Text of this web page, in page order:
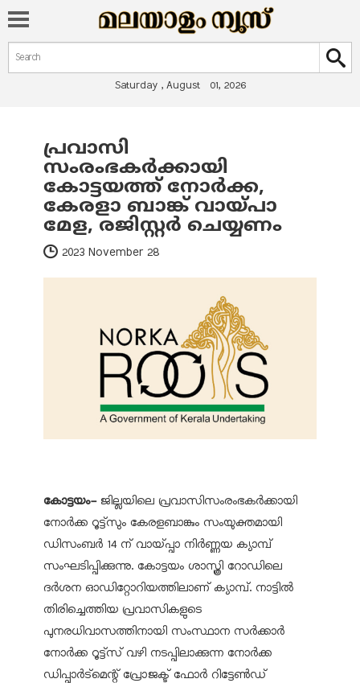
Search form
Search
Saturday , August 01, 2026
You are here
പ്രവാസി
സംരംഭകര്‍ക്കായി
കോട്ടയത്ത് നോര്‍ക്ക,
കേരളാ ബാങ്ക് വായ്പാ
മേള, രജിസ്റ്റര്‍ ചെയ്യണം
2023 November 28
കോട്ടയം- ജില്ലയിലെ പ്രവാസിസംരംഭകര്‍ക്കായി
നോര്‍ക്ക റൂട്ട്‌സും കേരളബാങ്കും സംയുക്തമായി
ഡിസംബര്‍ 14 ന് വായ്പ്പാ നിര്‍ണ്ണയ ക്യാമ്പ്
സംഘടിപ്പിക്കുന്നു. കോട്ടയം ശാസ്ത്രി റോഡിലെ
ദര്‍ശന ഓഡിറ്റോറിയത്തിലാണ് ക്യാമ്പ്. നാട്ടില്‍
തിരിച്ചെത്തിയ പ്രവാസികളുടെ
പുനരധിവാസത്തിനായി സംസ്ഥാന സര്‍ക്കാര്‍
നോര്‍ക്ക റൂട്ട്‌സ് വഴി നടപ്പിലാക്കുന്ന നോര്‍ക്ക
ഡിപ്പാര്‍ട്‌മെന്റ് പ്രോജക്ട് ഫോര്‍ റിട്ടേണ്‍ഡ്